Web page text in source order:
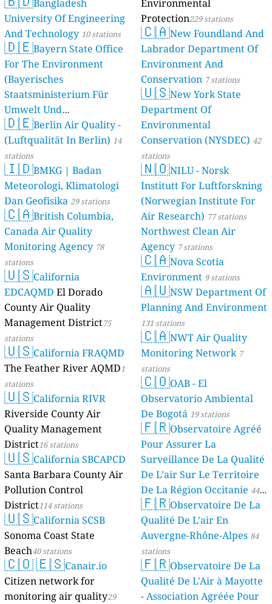
Bangladesh
University Of Engineering
And Technology 10 stations
🇩🇪Bayern State Office
For The Environment
(Bayerisches
Staatsministerium Für
Umwelt Und
Verbraucherschutz) - LfU
46 stations
🇩🇪Berlin Air Quality -
(Luftqualität In Berlin) 14
stations
🇮🇩BMKG | Badan
Meteorologi, Klimatologi
Dan Geofisika 29 stations
🇨🇦British Columbia,
Canada Air Quality
Monitoring Agency 78
stations
🇺🇸California
EDCAQMD El Dorado
County Air Quality
Management District75
stations
🇺🇸California FRAQMD
The Feather River AQMD1
stations
🇺🇸California RIVR
Riverside County Air
Quality Management
District16 stations
🇺🇸California SBCAPCD
Santa Barbara County Air
Pollution Control
District114 stations
🇺🇸California SCSB
Sonoma Coast State
Beach40 stations
🇨🇴🇪🇸Canair.io
Citizen network for
monitoring air quality29
Environmental
Protection229 stations
🇨🇦New Foundland And
Labrador Department Of
Environment And
Conservation 7 stations
🇺🇸New York State
Department Of
Environmental
Conservation (NYSDEC) 42
stations
🇳🇴NILU - Norsk
Institutt For Luftforskning
(Norwegian Institute For
Air Research) 77 stations
Northwest Clean Air
Agency 7 stations
🇨🇦Nova Scotia
Environment 9 stations
🇦🇺NSW Department Of
Planning And Environment
131 stations
🇨🇦NWT Air Quality
Monitoring Network 7
stations
🇨🇴OAB - El
Observatorio Ambiental
De Bogotá 19 stations
🇫🇷Observatoire Agréé
Pour Assurer La
Surveillance De La Qualité
De L’air Sur Le Territoire
De La Région Occitanie 44
stations
🇫🇷Observatoire De La
Qualité De L'air En
Auvergne-Rhône-Alpes 84
stations
🇫🇷Observatoire De La
Qualité De L'Air à Mayotte
- Association Agréée Pour